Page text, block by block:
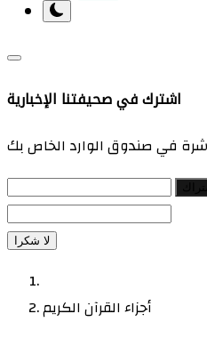
اشترك في صحيفتنا الإخبارية
في صندوق الوارد الخاص بك
لا شكرا
أجزاء القرآن الكريم